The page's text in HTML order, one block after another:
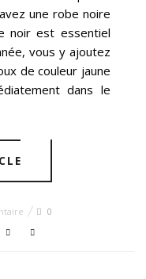
une robe noire
noir est essentiel
vous y ajoutez
de couleur jaune
dans le
0